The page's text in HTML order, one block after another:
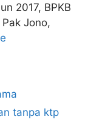
2017, BPKB
Jono,
tanpa ktp